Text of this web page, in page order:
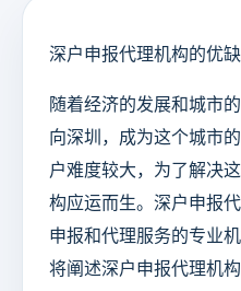
深户申报代理机构的优
随着经济的发展和城市
向深圳，成为这个城市
户难度较大，为了解决
构应运而生。深户申报
申报和代理服务的专业
将阐述深户申报代理机